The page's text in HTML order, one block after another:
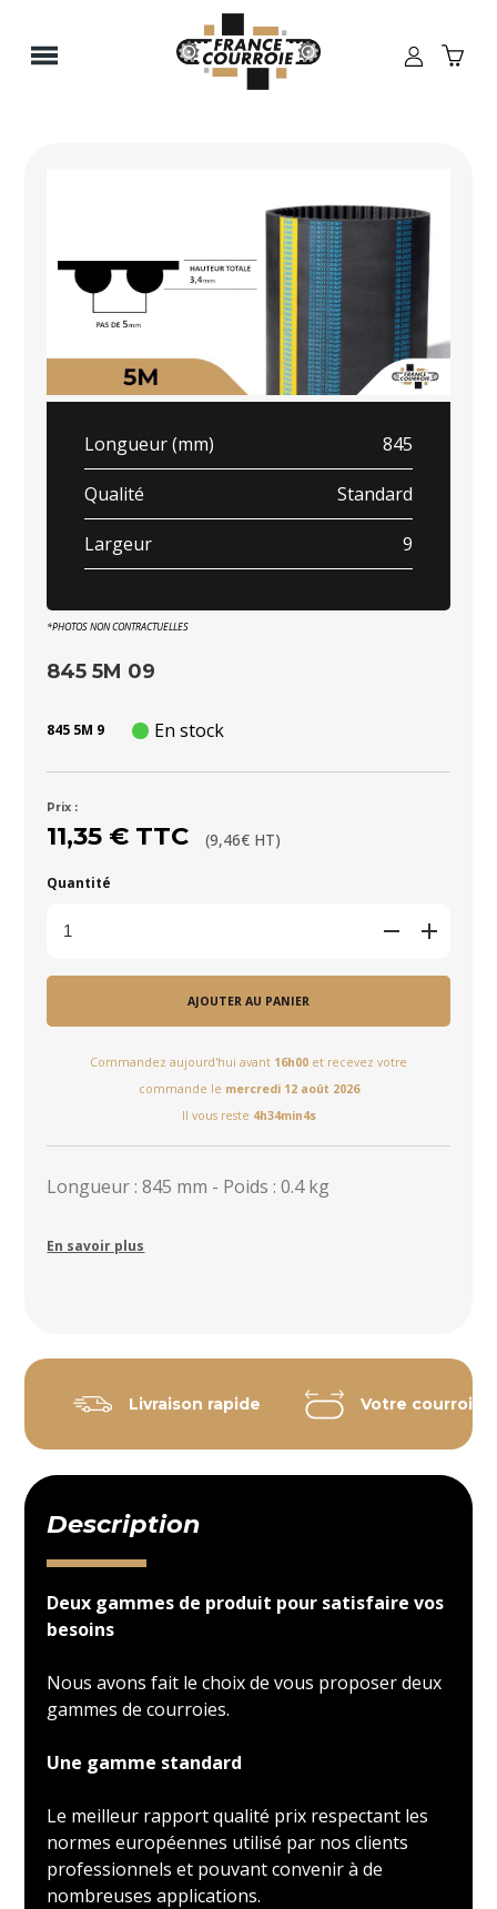
Longueur (mm) 845
Qualité Standard
Largeur 9
*PHOTOS NON CONTRACTUELLES
845 5M 09
845 5M 9 En stock
Prix :
11,35 € TTC (9,46€ HT)
Quantité
AJOUTER AU PANIER
Commandez aujourd'hui avant 16h00 et recevez votre
commande le mercredi 12 août 2026
Il vous reste 4h34min4s
Longueur : 845 mm - Poids : 0.4 kg
En savoir plus
Livraison rapide Votre courroie
Description
Deux gammes de produit pour satisfaire vos
besoins
Nous avons fait le choix de vous proposer deux
gammes de courroies.
Une gamme standard
Le meilleur rapport qualité prix respectant les
normes européennes utilisé par nos clients
professionnels et pouvant convenir à de
nombreuses applications.
Panneau de gestion des cookies